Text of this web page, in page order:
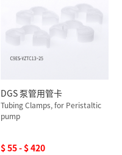
DGS 泵管用管卡
Tubing Clamps, for Peristaltic
pump
$ 55 - $ 420